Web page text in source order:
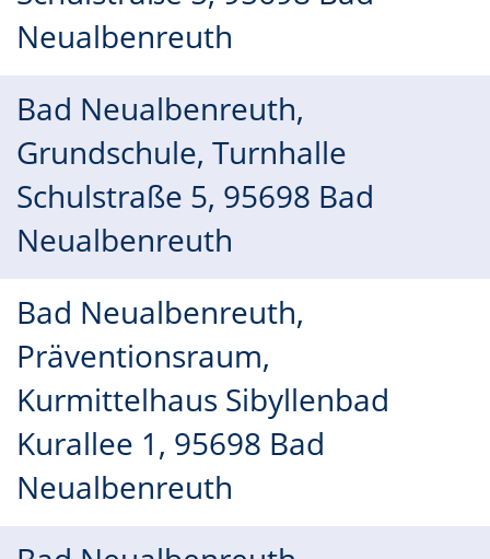
Neualbenreuth
Bad Neualbenreuth,
Grundschule, Turnhalle
Schulstraße 5, 95698 Bad
Neualbenreuth
Bad Neualbenreuth,
Präventionsraum,
Kurmittelhaus Sibyllenbad
Kurallee 1, 95698 Bad
Neualbenreuth